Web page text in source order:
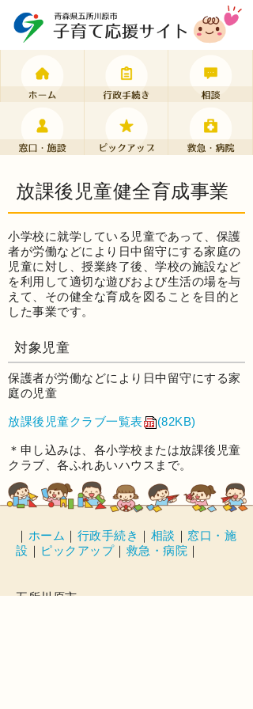
放課後児童健全育成事業
小学校に就学している児童であって、保護
者が労働などにより日中留守にする家庭の
児童に対し、授業終了後、学校の施設など
を利用して適切な遊びおよび生活の場を与
えて、その健全な育成を図ることを目的と
した事業です。
対象児童
保護者が労働などにより日中留守にする家
庭の児童
放課後児童クラブ一覧表 (82KB)
＊申し込みは、各小学校または放課後児童
クラブ、各ふれあいハウスまで。
｜ ホーム ｜ 行政手続き ｜ 相談 ｜ 窓口・施
設 ｜ ピックアップ｜ 救急・病院 ｜
五所川原市